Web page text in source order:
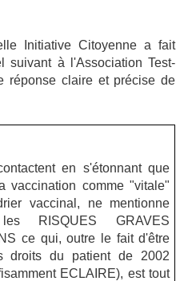
Initiative Citoyenne a fait
suivant à l'Association Test-
réponse claire et précise de
en s'étonnant que
vaccination comme "vitale"
vaccinal, ne mentionne
RISQUES GRAVES
ce qui, outre le fait d'être
du patient de 2002
ECLAIRE), est tout